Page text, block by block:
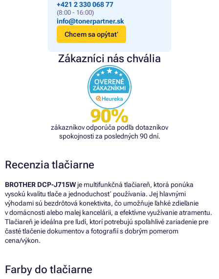
+421 2 330 068 77
(8:00 - 16:00)
info@tonerpartner.sk
Chcem sa opýtať
Zákazníci nás chvália
90%
zákazníkov odporúča podľa dotazníkov
spokojnosti za posledných 90 dní.
Recenzia tlačiarne
BROTHER DCP-J715W je multifunkčná tlačiareň, ktorá ponúka
vysokú kvalitu tlače a jednoduchosť používania. Jej hlavnými
výhodami sú bezdrôtová konektivita, čo umožňuje ľahké zdieľanie
v domácnosti alebo malej kancelárii, a efektívne využívanie atramentu.
Tlačiareň je ideálna pre ľudí, ktorí potrebujú spoľahlivé zariadenie pre
časté tlačenie dokumentov a fotografií s dobrým pomerom
cena/výkon.
Farby do tlačiarne